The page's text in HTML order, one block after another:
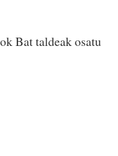
Bat taldeak osatu